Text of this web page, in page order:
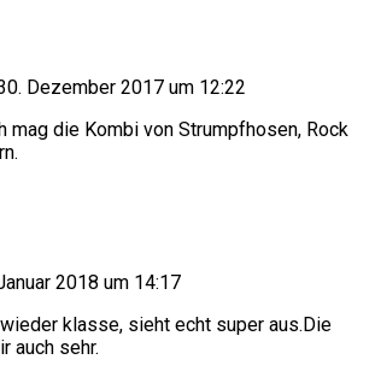
Dezember 2017 um 12:22
mag die Kombi von Strumpfhosen, Rock
2018 um 14:17
klasse, sieht echt super aus.Die
auch sehr.